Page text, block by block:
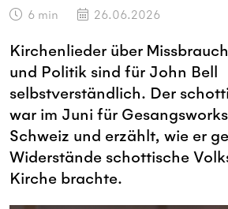
6 min 26.06.2026
Kirchenlieder über
und Politik sind für John Bell
selbstverständlich. Der
war im Juni für
Schweiz und erzählt, wie er
Widerstände schottische
Kirche brachte.